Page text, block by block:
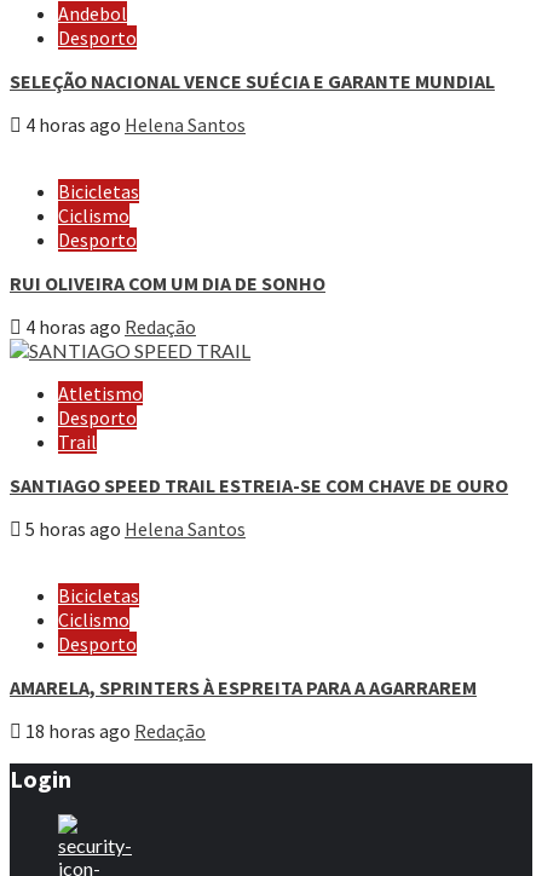
Andebol
Desporto
SELEÇÃO NACIONAL VENCE SUÉCIA E GARANTE MUNDIAL
4 horas ago Helena Santos
Bicicletas
Ciclismo
Desporto
RUI OLIVEIRA COM UM DIA DE SONHO
4 horas ago Redação
Atletismo
Desporto
Trail
SANTIAGO SPEED TRAIL ESTREIA-SE COM CHAVE DE OURO
5 horas ago Helena Santos
Bicicletas
Ciclismo
Desporto
AMARELA, SPRINTERS À ESPREITA PARA A AGARRAREM
18 horas ago Redação
Login